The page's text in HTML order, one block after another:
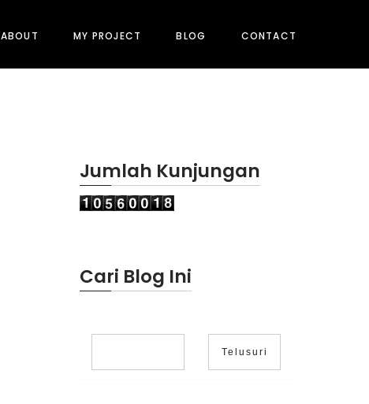
ABOUT MY PROJECT BLOG CONTACT
Jumlah Kunjungan
Cari Blog Ini